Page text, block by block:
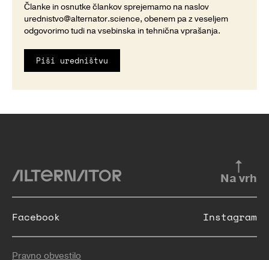
Članke in osnutke člankov sprejemamo na naslov
urednistvo@alternator.science, obenem pa z veseljem
odgovorimo tudi na vsebinska in tehnična vprašanja.
Piši uredništvu
Na vrh
Pravno obvestilo
Facebook Instagram